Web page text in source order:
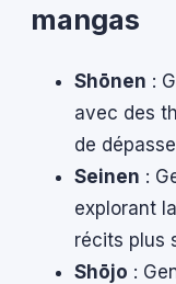
mangas
Shōnen :
avec des
de
Seinen :
explorant
récits plus
Shōjo :